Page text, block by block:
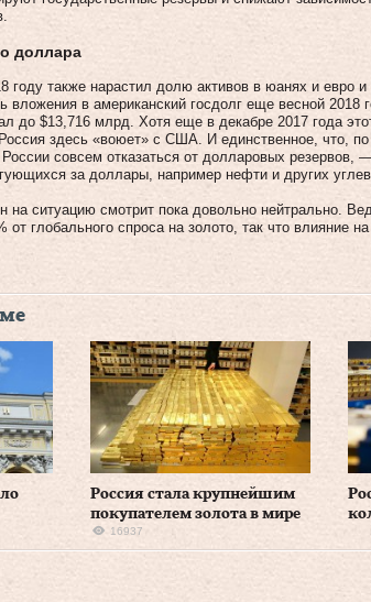
доллара
также нарастил долю активов в юанях и евро и
вложения в американский госдолг еще весной 2018
до $13,716 млрд. Хотя еще в декабре 2017 года
здесь «воюет» с США. И единственное, что, по
совсем отказаться от долларовых резервов,
за доллары, например нефти и других
на ситуацию смотрит пока довольно нейтрально.
глобального спроса на золото, так что влияние
Россия стала крупнейшим
покупателем золота в мире
16937